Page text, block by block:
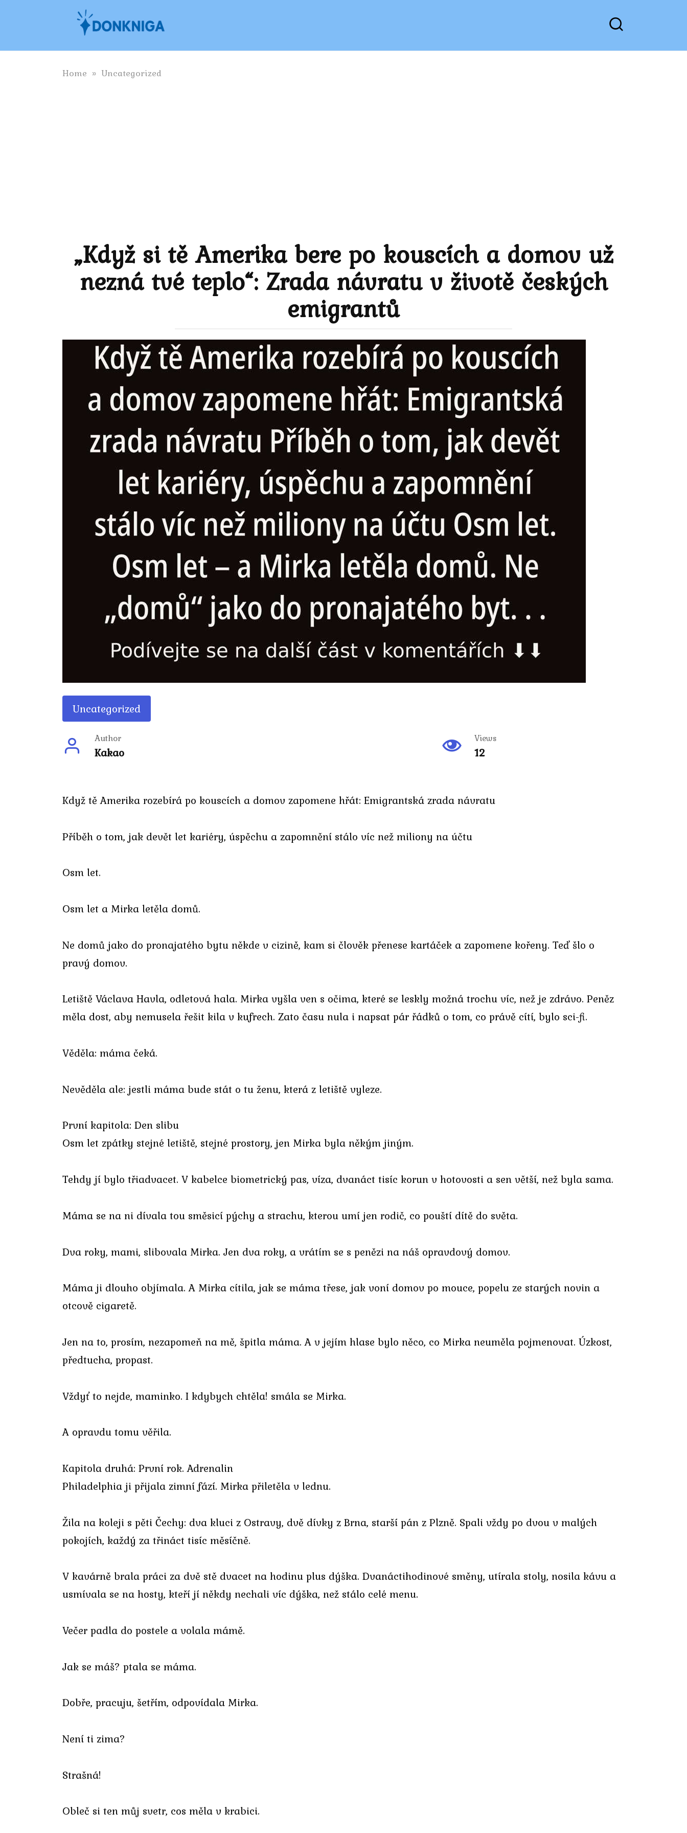
Home » Uncategorized
„Když si tě Amerika bere po kouscích a domov už
nezná tvé teplo“: Zrada návratu v životě českých
emigrantů
Uncategorized
Author
Kakao
Views
12
Když tě Amerika rozebírá po kouscích a domov zapomene hřát: Emigrantská zrada návratu
Příběh o tom, jak devět let kariéry, úspěchu a zapomnění stálo víc než miliony na účtu
Osm let.
Osm let a Mirka letěla domů.
Ne domů jako do pronajatého bytu někde v cizině, kam si člověk přenese kartáček a zapomene kořeny. Teď šlo o
pravý domov.
Letiště Václava Havla, odletová hala. Mirka vyšla ven s očima, které se leskly možná trochu víc, než je zdrávo. Peněz
měla dost, aby nemusela řešit kila v kufrech. Zato času nula i napsat pár řádků o tom, co právě cítí, bylo sci-fi.
Věděla: máma čeká.
Nevěděla ale: jestli máma bude stát o tu ženu, která z letiště vyleze.
První kapitola: Den slibu
Osm let zpátky stejné letiště, stejné prostory, jen Mirka byla někým jiným.
Tehdy jí bylo třiadvacet. V kabelce biometrický pas, víza, dvanáct tisíc korun v hotovosti a sen větší, než byla sama.
Máma se na ni dívala tou směsicí pýchy a strachu, kterou umí jen rodič, co pouští dítě do světa.
Dva roky, mami, slibovala Mirka. Jen dva roky, a vrátím se s penězi na náš opravdový domov.
Máma ji dlouho objímala. A Mirka cítila, jak se máma třese, jak voní domov po mouce, popelu ze starých novin a
otcově cigaretě.
Jen na to, prosím, nezapomeň na mě, špitla máma. A v jejím hlase bylo něco, co Mirka neuměla pojmenovat. Úzkost,
předtucha, propast.
Vždyť to nejde, maminko. I kdybych chtěla! smála se Mirka.
A opravdu tomu věřila.
Kapitola druhá: První rok. Adrenalin
Philadelphia ji přijala zimní fází. Mirka přiletěla v lednu.
Žila na koleji s pěti Čechy: dva kluci z Ostravy, dvě dívky z Brna, starší pán z Plzně. Spali vždy po dvou v malých
pokojích, každý za třináct tisíc měsíčně.
V kavárně brala práci za dvě stě dvacet na hodinu plus dýška. Dvanáctihodinové směny, utírala stoly, nosila kávu a
usmívala se na hosty, kteří jí někdy nechali víc dýška, než stálo celé menu.
Večer padla do postele a volala mámě.
Jak se máš? ptala se máma.
Dobře, pracuju, šetřím, odpovídala Mirka.
Není ti zima?
Strašná!
Obleč si ten můj svetr, cos měla v krabici.